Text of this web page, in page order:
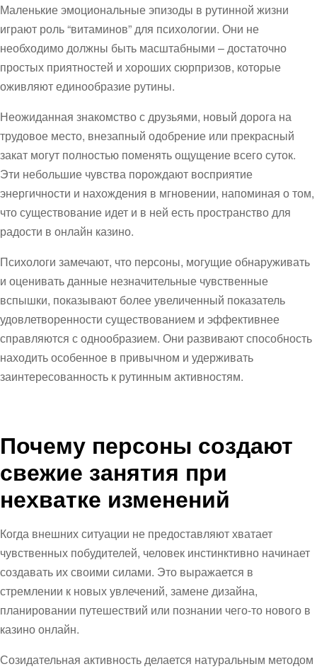
Маленькие эмоциональные эпизоды в рутинной жизни
играют роль “витаминов” для психологии. Они не
необходимо должны быть масштабными – достаточно
простых приятностей и хороших сюрпризов, которые
оживляют единообразие рутины.
Неожиданная знакомство с друзьями, новый дорога на
трудовое место, внезапный одобрение или прекрасный
закат могут полностью поменять ощущение всего суток.
Эти небольшие чувства порождают восприятие
энергичности и нахождения в мгновении, напоминая о том,
что существование идет и в ней есть пространство для
радости в онлайн казино.
Психологи замечают, что персоны, могущие обнаруживать
и оценивать данные незначительные чувственные
вспышки, показывают более увеличенный показатель
удовлетворенности существованием и эффективнее
справляются с однообразием. Они развивают способность
находить особенное в привычном и удерживать
заинтересованность к рутинным активностям.
Почему персоны создают
свежие занятия при
нехватке изменений
Когда внешних ситуации не предоставляют хватает
чувственных побудителей, человек инстинктивно начинает
создавать их своими силами. Это выражается в
стремлении к новых увлечений, замене дизайна,
планировании путешествий или познании чего-то нового в
казино онлайн.
Созидательная активность делается натуральным методом